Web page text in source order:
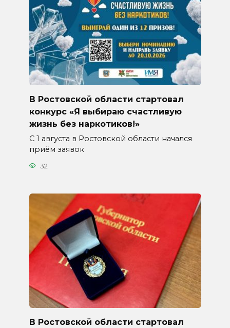
В Ростовской области стартовал
конкурс «Я выбираю счастливую
жизнь без наркотиков!»
С 1 августа в Ростовской области начался
приём заявок
32
В Ростовской области стартовал